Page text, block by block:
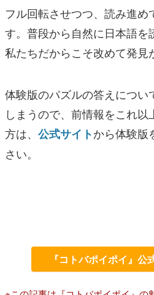
フル回転させつつ、読み進め
す。普段から自然に日本語を
私たちだからこそ改めて発見
体験版のパズルの答えについ
しまうので、前情報をこれ
方は、 公式サイトから体験版
さい。
『コトバポイポイ』公